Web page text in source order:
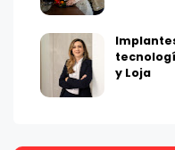
y Loja